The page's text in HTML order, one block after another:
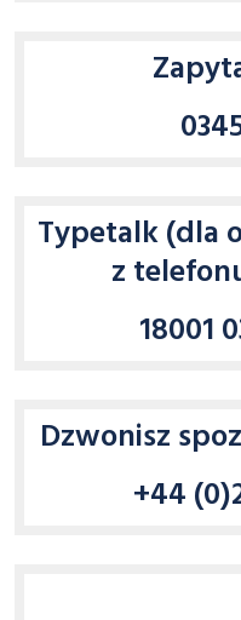
Typetalk (dla
z
18001
Dzwonisz
+44